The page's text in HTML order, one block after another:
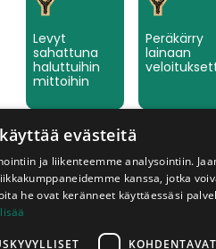
Levyt
sahattuna
haluttuihin
mittoihin
Peräkärry
lainaan
Keräämme
tilaamanne
tuotteet
evästeitä
ja liikenteemme analysointiin.
kanssa, jotka
he ovat keränneet käyttäessäsi
lisää
KOHDENTAVAT